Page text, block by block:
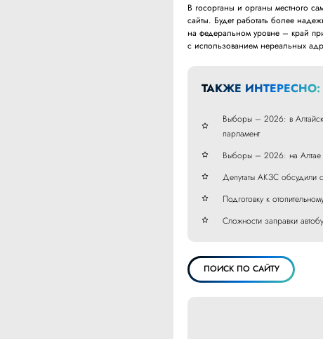
В госорганы и органы местного
сайты. Будет работать более
на федеральном уровне – край
с использованием нереальных
ТАКЖЕ ИНТЕРЕСНО:
Выборы – 2026: в
парламент
Выборы – 2026: на Алтае
Депутаты АКЗС обсудили
Подготовку к
Сложности заправки
ПОИСК ПО САЙТУ